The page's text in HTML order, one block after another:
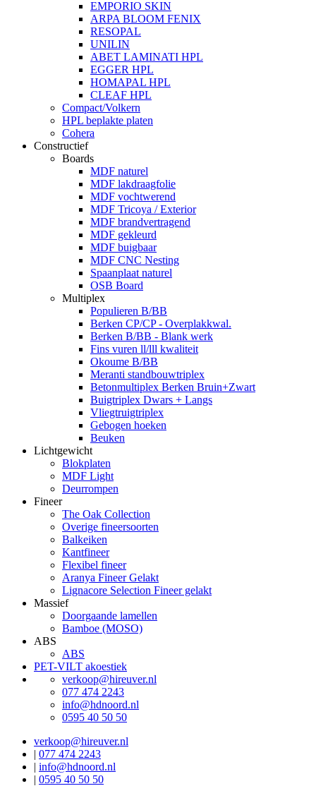
EMPORIO SKIN
ARPA BLOOM FENIX
RESOPAL
UNILIN
ABET LAMINATI HPL
EGGER HPL
HOMAPAL HPL
CLEAF HPL
Compact/Volkern
HPL beplakte platen
Cohera
Constructief
Boards
MDF naturel
MDF lakdraagfolie
MDF vochtwerend
MDF Tricoya / Exterior
MDF brandvertragend
MDF gekleurd
MDF buigbaar
MDF CNC Nesting
Spaanplaat naturel
OSB Board
Multiplex
Populieren B/BB
Berken CP/CP - Overplakkwal.
Berken B/BB - Blank werk
Fins vuren ll/lll kwaliteit
Okoume B/BB
Meranti standbouwtriplex
Betonmultiplex Berken Bruin+Zwart
Buigtriplex Dwars + Langs
Vliegtruigtriplex
Gebogen hoeken
Beuken
Lichtgewicht
Blokplaten
MDF Light
Deurrompen
Fineer
The Oak Collection
Overige fineersoorten
Balkeiken
Kantfineer
Flexibel fineer
Aranya Fineer Gelakt
Lignacore Selection Fineer gelakt
Massief
Doorgaande lamellen
Bamboe (MOSO)
ABS
ABS
PET-VILT akoestiek
verkoop@hireuver.nl
077 474 2243
info@hdnoord.nl
0595 40 50 50
verkoop@hireuver.nl
| 077 474 2243
| info@hdnoord.nl
| 0595 40 50 50